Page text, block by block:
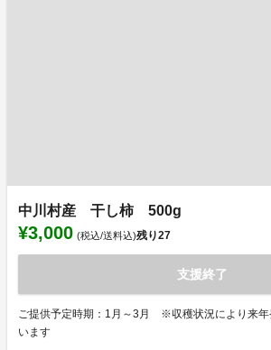
中川村産 干し柿 500g
¥3,000 (税込/送料込)残り27
支援終了
ご提供予定時期：1月～3月 ※収穫状況により来年
います